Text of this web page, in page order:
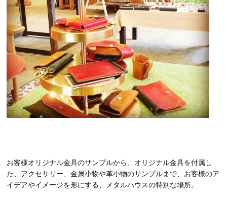
お客様オリジナル金具のサンプルから、オリジナル金具を付属し
た、アクセサリー、金属小物や革小物のサンプルまで、お客様のア
イデアやイメージを形にする、メタルハウスの特別な場所。